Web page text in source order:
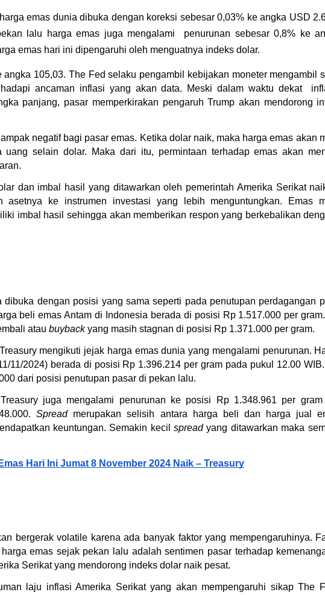
emas dunia dibuka dengan koreksi sebesar 0,03% ke angka USD
lalu harga emas juga mengalami  penurunan sebesar 0,8% ke
emas hari ini dipengaruhi oleh menguatnya indeks dolar.
angka 105,03. The Fed selaku pengambil kebijakan moneter mengambil
ancaman inflasi yang akan data. Meski dalam waktu dekat
panjang, pasar memperkirakan pengaruh Trump akan mendorong
negatif bagi pasar emas. Ketika dolar naik, maka harga emas akan
uang selain dolar. Maka dari itu, permintaan terhadap emas akan
dan imbal hasil yang ditawarkan oleh pemerintah Amerika Serikat
asetnya ke instrumen investasi yang lebih menguntungkan. Emas
imbal hasil sehingga akan memberikan respon yang berkebalikan
dibuka dengan posisi yang sama seperti pada penutupan perdagangan
beli emas Antam di Indonesia berada di posisi Rp 1.517.000 per
atau buyback yang masih stagnan di posisi Rp 1.371.000 per gram.
mengikuti jejak harga emas dunia yang mengalami penurunan.
11/2024) berada di posisi Rp 1.396.214 per gram pada pukul 12.00
dari posisi penutupan pasar di pekan lalu.
juga mengalami penurunan ke posisi Rp 1.348.961 per gram
Spread merupakan selisih antara harga beli dan harga jual
keuntungan. Semakin kecil spread yang ditawarkan maka
Hari Ini Jumat 8 November 2024 Naik – Treasury
bergerak volatile karena ada banyak faktor yang mempengaruhinya.
emas sejak pekan lalu adalah sentimen pasar terhadap
Serikat yang mendorong indeks dolar naik pesat.
laju inflasi Amerika Serikat yang akan mempengaruhi sikap The